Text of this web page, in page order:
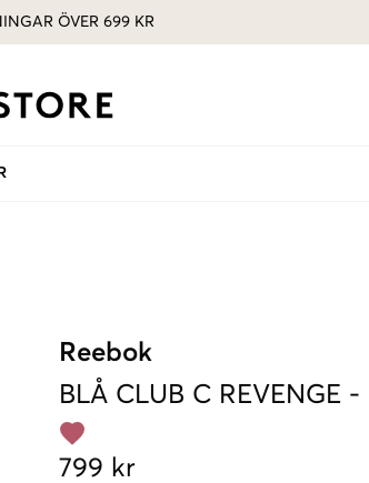
ÖVER 699 KR
Reebok
BLÅ CLUB C REVENGE -
799 kr